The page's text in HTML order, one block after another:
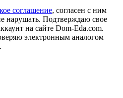
соглашение, согласен с ним
нарушать. Подтверждаю свое
на сайте Dom-Eda.com.
электронным аналогом